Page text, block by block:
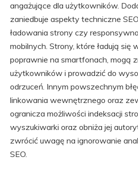
angażujące dla użytkowników.
zaniedbuje aspekty techniczne
ładowania strony czy
mobilnych. Strony, które ładują się
poprawnie na smartfonach, mogą
użytkowników i prowadzić do
odrzuceń. Innym powszechnym
linkowania wewnętrznego oraz
ogranicza możliwości indeksacji
wyszukiwarki oraz obniża jej
zwrócić uwagę na ignorowanie
SEO.